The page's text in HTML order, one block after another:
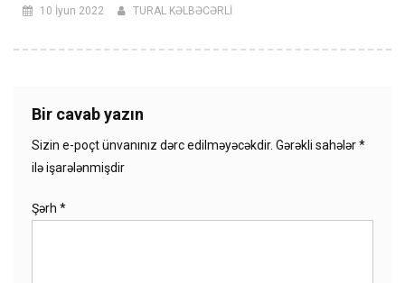
10 İyun 2022 TURAL KƏLBƏCƏRLİ
Bir cavab yazın
Sizin e-poçt ünvanınız dərc edilməyəcəkdir. Gərəkli sahələr*
ilə işarələnmişdir
Şərh *